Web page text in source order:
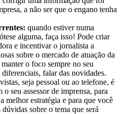
a não ser que o engano tenha
quando estiver numa
alguma, faça isso! Pode criar
e incentivar o jornalista a
sobre o mercado de atuação da
o foco sempre no seu
diferenciais, falar das novidades.
seja pessoal ou ao telefone, é
seu assessor de imprensa, para
melhor estratégia e para que você
sobre o tema que será